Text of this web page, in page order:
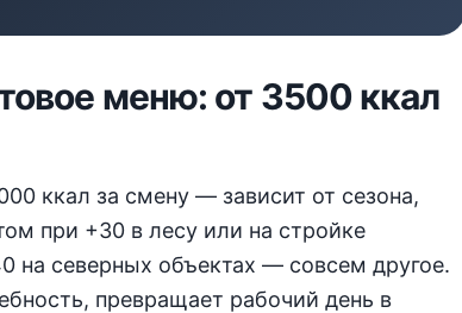
меню: от 3500 ккал
ккал за смену — зависит от сезона,
при +30 в лесу или на стройке
на северных объектах — совсем другое.
превращает рабочий день в